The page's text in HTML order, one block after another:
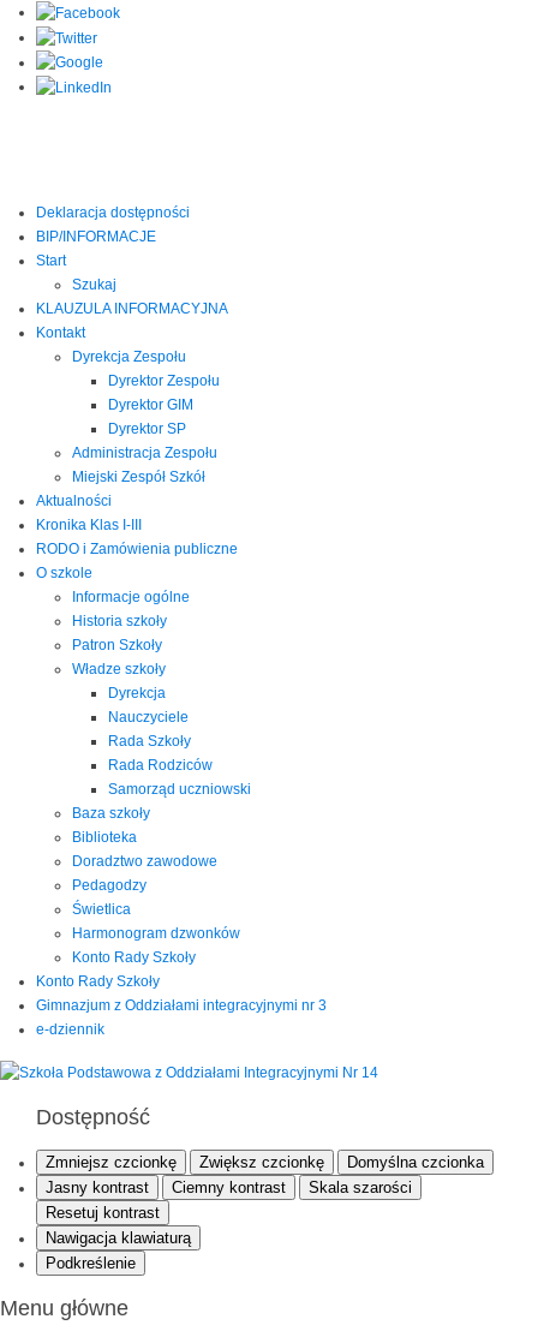
Deklaracja dostępności
BIP/INFORMACJE
Start
Szukaj
KLAUZULA INFORMACYJNA
Kontakt
Dyrekcja Zespołu
Dyrektor Zespołu
Dyrektor GIM
Dyrektor SP
Administracja Zespołu
Miejski Zespół Szkół
Aktualności
Kronika Klas I-III
RODO i Zamówienia publiczne
O szkole
Informacje ogólne
Historia szkoły
Patron Szkoły
Władze szkoły
Dyrekcja
Nauczyciele
Rada Szkoły
Rada Rodziców
Samorząd uczniowski
Baza szkoły
Biblioteka
Doradztwo zawodowe
Pedagodzy
Świetlica
Harmonogram dzwonków
Konto Rady Szkoły
Konto Rady Szkoły
Gimnazjum z Oddziałami integracyjnymi nr 3
e-dziennik
Dostępność
Zmniejsz czcionkę Zwiększ czcionkę
Domyślna czcionka
Jasny kontrast
Ciemny kontrast
Skala szarości
Resetuj kontrast
Nawigacja klawiaturą
Podkreślenie
Menu główne